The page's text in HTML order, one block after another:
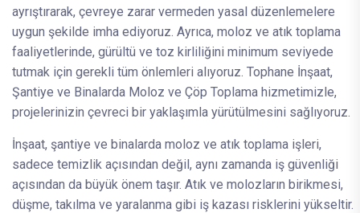
ayrıştırarak, çevreye zarar vermeden yasal düzenlemelere
uygun şekilde imha ediyoruz. Ayrıca, moloz ve atık toplama
faaliyetlerinde, gürültü ve toz kirliliğini minimum seviyede
tutmak için gerekli tüm önlemleri alıyoruz. Tophane İnşaat,
Şantiye ve Binalarda Moloz ve Çöp Toplama hizmetimizle,
projelerinizin çevreci bir yaklaşımla yürütülmesini sağlıyoruz.
İnşaat, şantiye ve binalarda moloz ve atık toplama işleri,
sadece temizlik açısından değil, aynı zamanda iş güvenliği
açısından da büyük önem taşır. Atık ve molozların birikmesi,
düşme, takılma ve yaralanma gibi iş kazası risklerini yükseltir.